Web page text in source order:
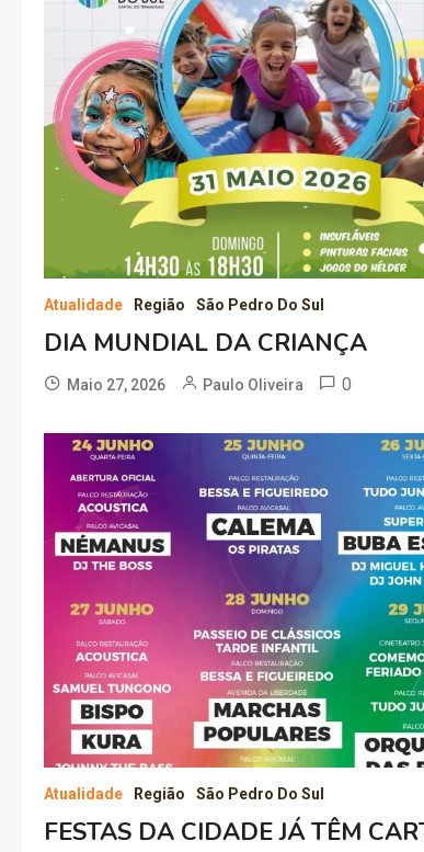
Atualidade Região São Pedro Do Sul
DIA MUNDIAL DA CRIANÇA
Maio 27, 2026 Paulo Oliveira 0
Atualidade Região São Pedro Do Sul
FESTAS DA CIDADE JÁ TÊM